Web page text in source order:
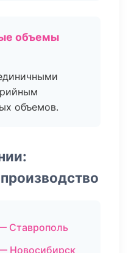
объемы
объемов.
Ставрополь
Новосибирск